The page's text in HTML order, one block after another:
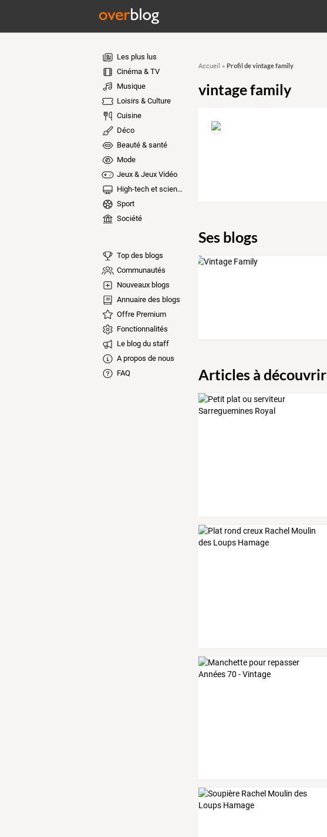
Les plus lus
Cinéma & TV
Musique
Loisirs & Culture
Cuisine
Déco
Beauté & santé
Mode
Jeux & Jeux Vidéo
High-tech et sciences
Sport
Société
Top des blogs
Communautés
Nouveaux blogs
Annuaire des blogs
Offre Premium
Fonctionnalités
Le blog du staff
A propos de nous
FAQ
Accueil » Profil de vintage family
vintage family
Ses blogs
Articles à découvrir